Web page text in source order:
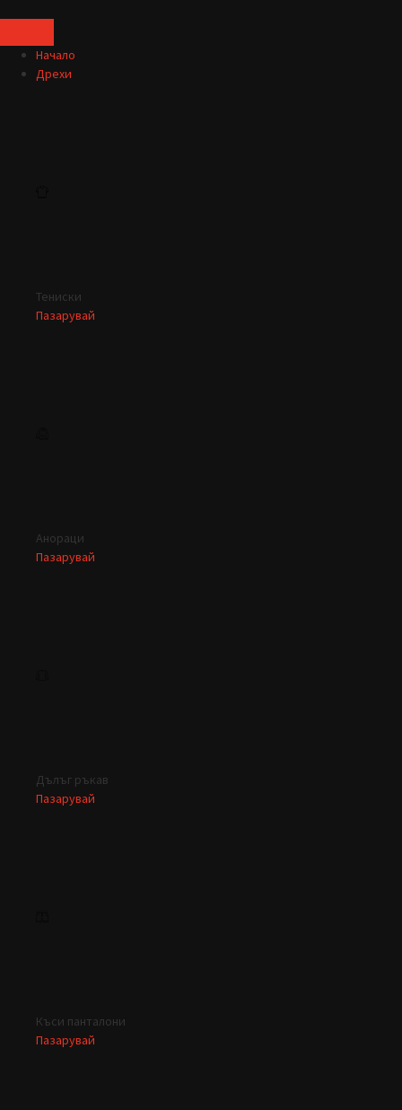
Начало
Дрехи
Тениски
Пазарувай
Анораци
Пазарувай
Дълъг ръкав
Пазарувай
Къси панталони
Пазарувай